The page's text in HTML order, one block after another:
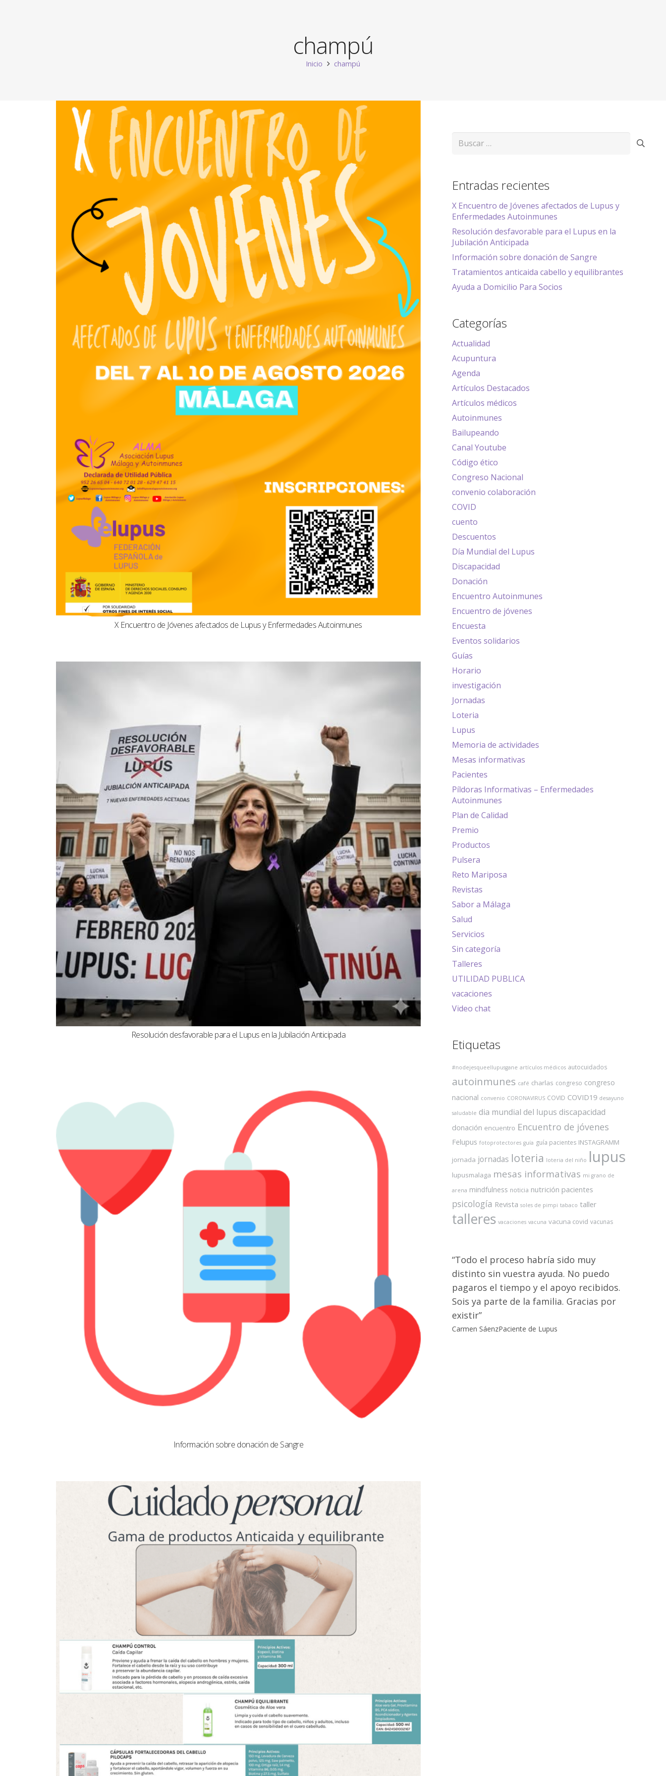
champú
Inicio champú
X Encuentro de Jóvenes afectados de Lupus y Enfermedades Autoinmunes
Resolución desfavorable para el Lupus en la Jubilación Anticipada
Información sobre donación de Sangre
Buscar:
Entradas recientes
X Encuentro de Jóvenes afectados de Lupus y
Enfermedades Autoinmunes
Resolución desfavorable para el Lupus en la
Jubilación Anticipada
Información sobre donación de Sangre
Tratamientos anticaida cabello y equilibrantes
Ayuda a Domicilio Para Socios
Categorías
Actualidad
Acupuntura
Agenda
Artículos Destacados
Artículos médicos
Autoinmunes
Bailupeando
Canal Youtube
Código ético
Congreso Nacional
convenio colaboración
COVID
cuento
Descuentos
Día Mundial del Lupus
Discapacidad
Donación
Encuentro Autoinmunes
Encuentro de jóvenes
Encuesta
Eventos solidarios
Guías
Horario
investigación
Jornadas
Loteria
Lupus
Memoria de actividades
Mesas informativas
Pacientes
Píldoras Informativas – Enfermedades
Autoinmunes
Plan de Calidad
Premio
Productos
Pulsera
Reto Mariposa
Revistas
Sabor a Málaga
Salud
Servicios
Sin categoría
Talleres
UTILIDAD PUBLICA
vacaciones
Video chat
Etiquetas
#nodejesqueellupusgane artículos médicos autocuidados
autoinmunes café charlas congreso congreso
nacional convenio CORONAVIRUS COVID COVID19 desayuno
saludable dia mundial del lupus discapacidad
donación encuentro Encuentro de jóvenes
Felupus fotoprotectores guía guía pacientes INSTAGRAMM
jornada jornadas loteria loteria del niño lupus
lupusmalaga mesas informativas mi grano de
arena mindfulness noticia nutrición pacientes
psicología Revista soles de pimpi tabaco taller
talleres vacaciones vacuna vacuna covid vacunas
Todo el proceso habría sido muy
distinto sin vuestra ayuda. No puedo
pagaros el tiempo y el apoyo recibidos.
Sois ya parte de la familia. Gracias por
existir
Carmen SáenzPaciente de Lupus